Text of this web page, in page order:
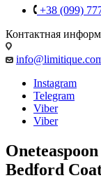
+38 (099)
Контактная
Instagram
Telegram
Viber
Viber
Bedford